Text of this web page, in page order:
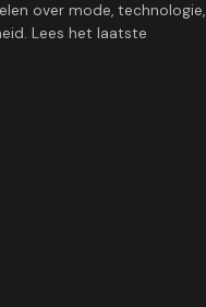
over mode, technologie,
Lees het laatste